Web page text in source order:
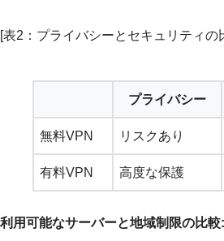
[表2：プライバシーとセキュリティの
プライバシー
無料VPN リスクあり
有料VPN 高度な保護
利用可能なサーバーと地域制限の比較: